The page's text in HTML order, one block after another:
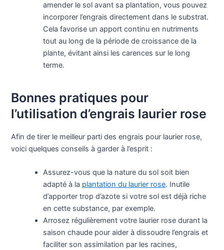
amender le sol avant sa plantation, vous pouvez
incorporer l’engrais directement dans le substrat.
Cela favorise un apport continu en nutriments
tout au long de la période de croissance de la
plante, évitant ainsi les carences sur le long
terme.
Bonnes pratiques pour
l’utilisation d’engrais laurier rose
Afin de tirer le meilleur parti des engrais pour laurier rose,
voici quelques conseils à garder à l’esprit :
Assurez-vous que la nature du sol soit bien
adapté à la plantation du laurier rose. Inutile
d’apporter trop d’azote si votre sol est déjà riche
en cette substance, par exemple.
Arrosez régulièrement votre laurier rose durant la
saison chaude pour aider à dissoudre l’engrais et
faciliter son assimilation par les racines,